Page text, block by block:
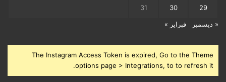
29
30
31
« ديسمبر فبراير »
The Instagram Access Token is expired, Go to the Theme
options page > Integrations, to to refresh it.